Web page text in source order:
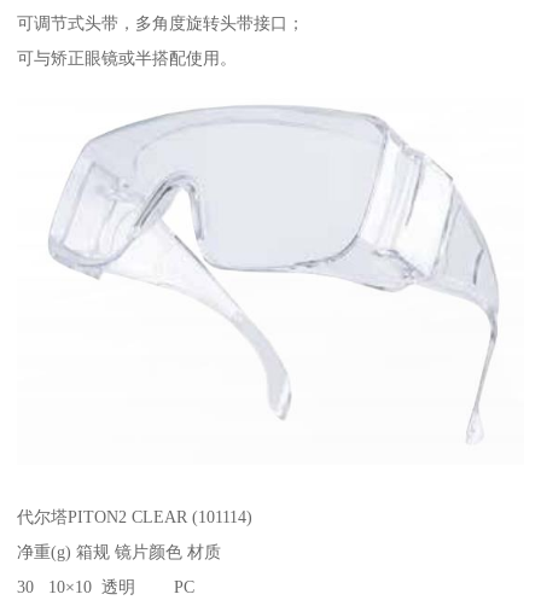
可调节式头带，多角度旋转头带接口；
可与矫正眼镜或半搭配使用。
代尔塔PITON2 CLEAR (101114)
净重(g) 箱规 镜片颜色 材质
30 10×10 透明 PC